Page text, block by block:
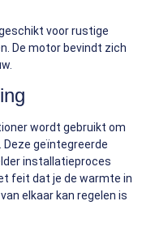
voor rustige
De motor bevindt zich
wordt gebruikt om
geïntegreerde
installatieproces
feit dat je de warmte in
elkaar kan regelen is